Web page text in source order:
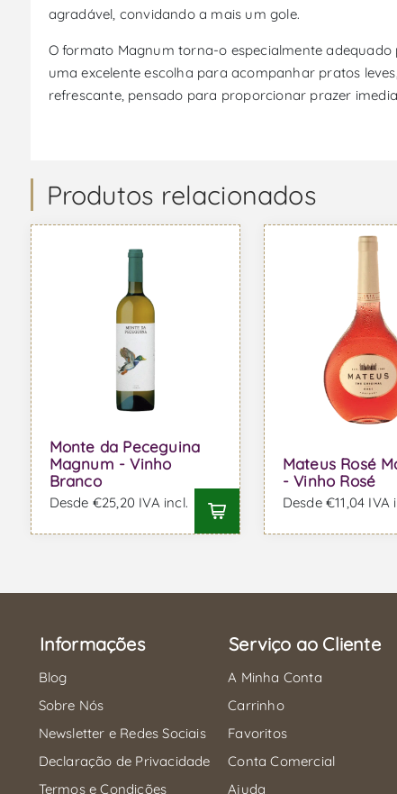
agradável, convidando a mais um gole.
O formato Magnum torna-o especialmente
uma excelente escolha para acompanhar pratos
refrescante, pensado para proporcionar prazer
Produtos relacionados
Monte da Peceguina
Magnum - Vinho
Branco
Desde €25,20 IVA incl.
Mateus Rosé
- Vinho Rosé
Desde €11,04 IVA
Informações
Blog
Sobre Nós
Newsletter e Redes Sociais
Declaração de Privacidade
Termos e Condições
Serviço ao Cliente
A Minha Conta
Carrinho
Favoritos
Conta Comercial
Ajuda